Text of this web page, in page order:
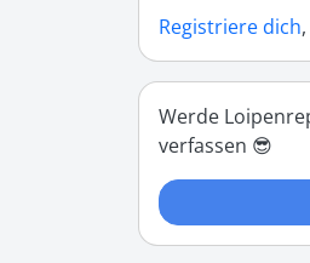
Registriere dich
Werde
verfassen 😎